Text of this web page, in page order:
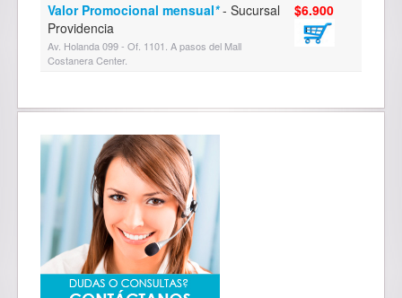
Valor Promocional mensual*- Sucursal
Providencia
Av. Holanda 099 - Of. 1101. A pasos del Mall
Costanera Center.
$6.900